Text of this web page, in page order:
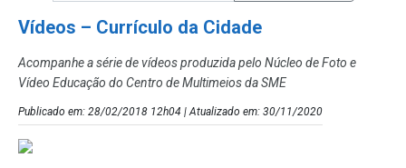
Vídeos – Currículo da Cidade
Acompanhe a série de vídeos produzida pelo Núcleo de Foto e
Vídeo Educação do Centro de Multimeios da SME
Publicado em: 28/02/2018 12h04 | Atualizado em: 30/11/2020